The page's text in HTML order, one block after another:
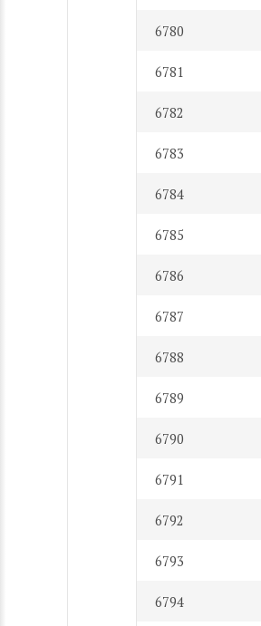
6780
6781
6782
6783
6784
6785
6786
6787
6788
6789
6790
6791
6792
6793
6794